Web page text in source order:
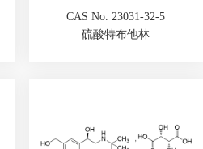
CAS No. 23031-32-5
硫酸特布他林